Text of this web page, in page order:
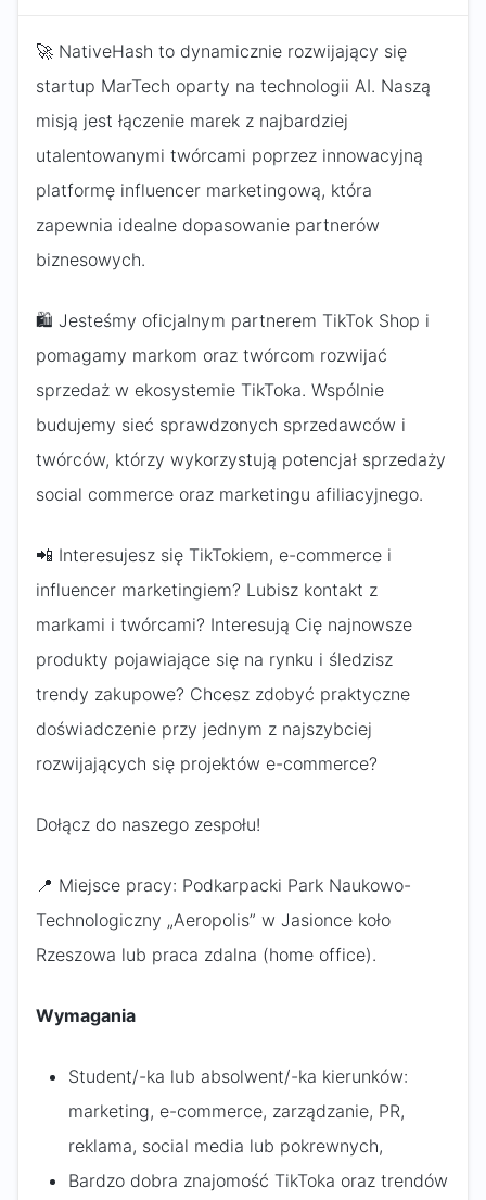
🚀 NativeHash to dynamicznie rozwijający się
startup MarTech oparty na technologii AI. Naszą
misją jest łączenie marek z najbardziej
utalentowanymi twórcami poprzez innowacyjną
platformę influencer marketingową, która
zapewnia idealne dopasowanie partnerów
biznesowych.
🛍️ Jesteśmy oficjalnym partnerem TikTok Shop i
pomagamy markom oraz twórcom rozwijać
sprzedaż w ekosystemie TikToka. Wspólnie
budujemy sieć sprawdzonych sprzedawców i
twórców, którzy wykorzystują potencjał sprzedaży
social commerce oraz marketingu afiliacyjnego.
📲 Interesujesz się TikTokiem, e-commerce i
influencer marketingiem? Lubisz kontakt z
markami i twórcami? Interesują Cię najnowsze
produkty pojawiające się na rynku i śledzisz
trendy zakupowe? Chcesz zdobyć praktyczne
doświadczenie przy jednym z najszybciej
rozwijających się projektów e-commerce?
Dołącz do naszego zespołu!
📍 Miejsce pracy: Podkarpacki Park Naukowo-
Technologiczny „Aeropolis” w Jasionce koło
Rzeszowa lub praca zdalna (home office).
Wymagania
Student/-ka lub absolwent/-ka kierunków:
marketing, e-commerce, zarządzanie, PR,
reklama, social media lub pokrewnych,
Bardzo dobra znajomość TikToka oraz trendów